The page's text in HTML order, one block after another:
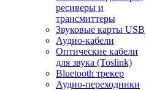
ресиверы и
трансмиттеры
Звуковые карты USB
Аудио-кабели
Оптические кабели
для звука (Toslink)
Bluetooth трекер
Аудио-переходники